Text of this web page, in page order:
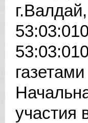
участия